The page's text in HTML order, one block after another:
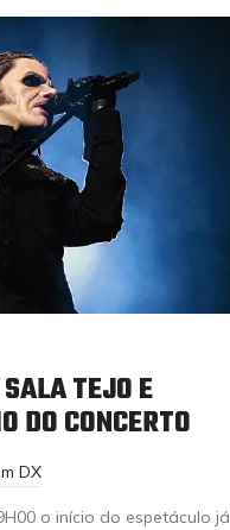
TEJO E
DO CONCERTO
DX
o início do espetáculo já